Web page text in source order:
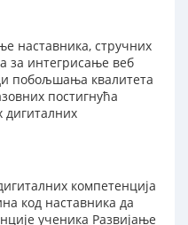
наставника, стручних
за интегрисање веб
побољшања квалитета
постигнућа
дигиталних
компетенција
код наставника да
ученика Развијање